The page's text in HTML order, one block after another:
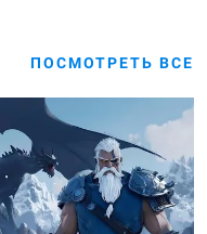
ПОСМОТРЕТЬ ВСЕ